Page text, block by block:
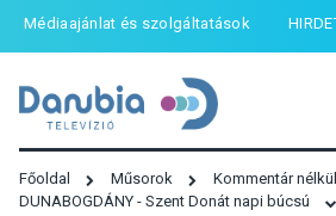
Médiaajánlat és szolgáltatások
Főoldal Műsorok
Kommentár nélkül
DUNABOGDÁNY - Szent Donát napi búcsú